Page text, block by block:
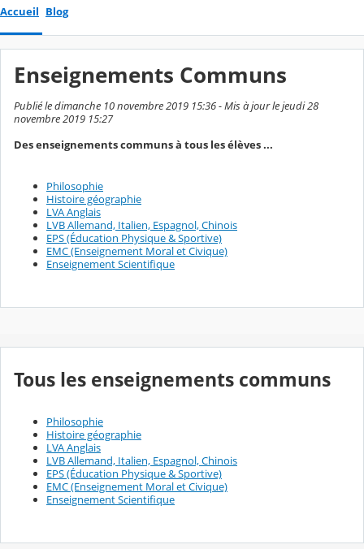
Accueil Blog
Enseignements Communs
Publié le dimanche 10 novembre 2019 15:36 - Mis à jour le jeudi 28
novembre 2019 15:27
Des enseignements communs à tous les élèves ...
Philosophie
Histoire géographie
LVA Anglais
LVB Allemand, Italien, Espagnol, Chinois
EPS (Éducation Physique & Sportive)
EMC (Enseignement Moral et Civique)
Enseignement Scientifique
Tous les enseignements communs
Philosophie
Histoire géographie
LVA Anglais
LVB Allemand, Italien, Espagnol, Chinois
EPS (Éducation Physique & Sportive)
EMC (Enseignement Moral et Civique)
Enseignement Scientifique